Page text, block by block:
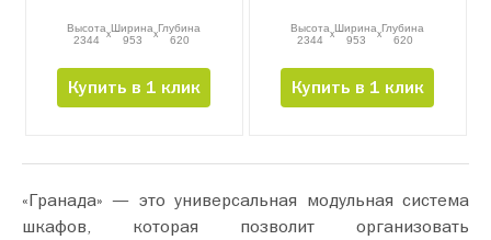
Высота
2344
xШирина
953
xГлубина
620
Купить в 1 клик
Высота
2344
xШирина
953
xГлубина
620
Купить в 1 клик
«Гранада» — это универсальная модульная система
шкафов, которая позволит организовать